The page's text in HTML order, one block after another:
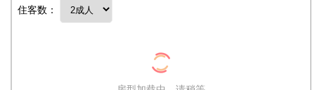
住客数：